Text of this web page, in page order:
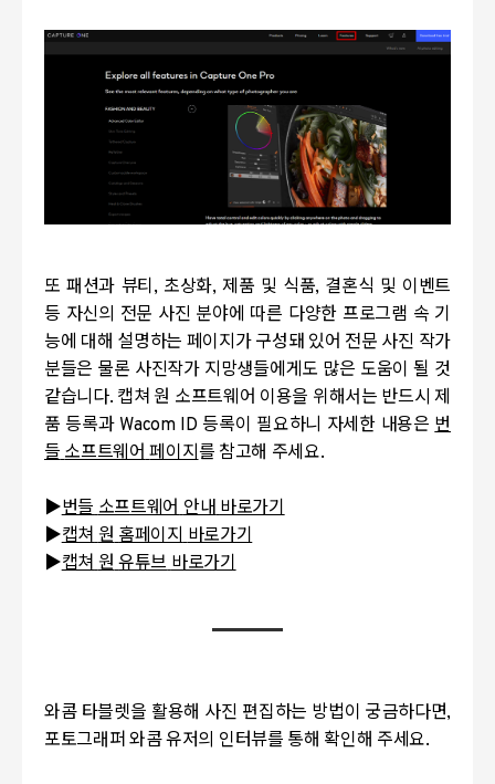
또 패션과 뷰티, 초상화,제품 및 식품, 결혼식 및 이벤트
등 자신의 전문 사진 분야에 따른 다양한 프로그램 속 기
능에 대해 설명하는 페이지가 구성돼 있어 전문 사진 작가
분들은 물론 사진작가 지망생들에게도 많은 도움이 될 것
같습니다. 캡쳐 원 소프트웨어 이용을 위해서는 반드시 제
품 등록과 Wacom ID등록이 필요하니 자세한 내용은번
들소프트웨어페이지를 참고해 주세요.
▶번들소프트웨어안내바로가기
▶캡쳐원홈페이지바로가기
▶캡쳐원유튜브바로가기
와콤 타블렛을 활용해 사진 편집하는 방법이 궁금하다면,
포토그래퍼 와콤 유저의 인터뷰를 통해 확인해 주세요.